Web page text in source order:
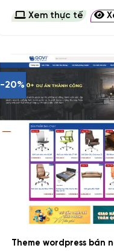
Xem thực tế
-20%
Theme wordpress bán